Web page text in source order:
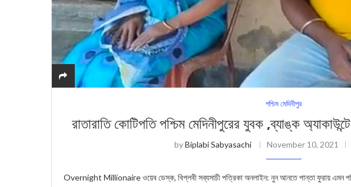
পশ্চিম মেদিনীপুর
রাতারাতি কোটিপতি পশ্চিম মেদিনীপুরের যুবক ,ব্যাঙ্ক
byBiplabi Sabyasachi November 10, 2021
Overnight Millionaire ওয়েব ডেস্ক, বিপ্লবী সব্যসাচী পত্রিকা অনলাইন: নুন আনতে পান্তা ফুরায় এমন